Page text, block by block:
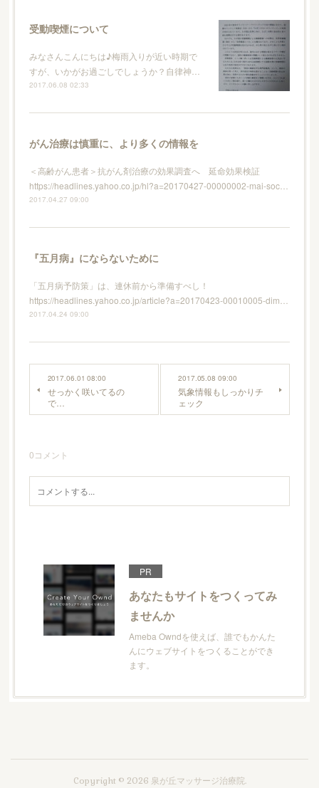
受動喫煙について
みなさんこんにちは♪梅雨入りが近い時期で
すが、いかがお過ごしでしょうか？自律神…
2017.06.08 02:33
がん治療は慎重に、より多くの情報を
＜高齢がん患者＞抗がん剤治療の効果調査へ 延命効果検証
https://headlines.yahoo.co.jp/hl?a=20170427-00000002-mai-soc…
2017.04.27 09:00
『五月病』にならないために
「五月病予防策」は、連休前から準備すべし！
https://headlines.yahoo.co.jp/article?a=20170423-00010005-dim…
2017.04.24 09:00
2017.06.01 08:00
せっかく咲いてるの
で…
2017.05.08 09:00
気象情報もしっかりチ
ェック
0コメント
PR
あなたもサイトをつくってみ
ませんか
Ameba Owndを使えば、誰でもかんた
んにウェブサイトをつくることができ
ます。
Copyright © 2026 泉が丘マッサージ治療院.